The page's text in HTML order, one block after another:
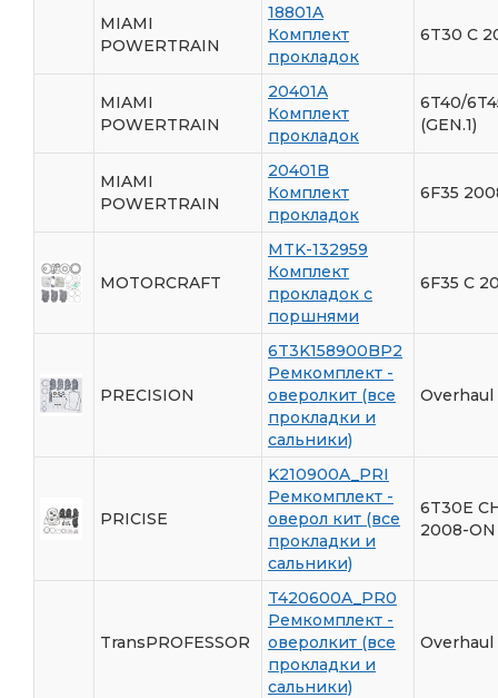
MIAMI
POWERTRAIN
18801A
Комплект
прокладок
6T30 С
MIAMI
POWERTRAIN
20401A
Комплект
прокладок
6T40/
(GEN.1)
MIAMI
POWERTRAIN
20401B
Комплект
прокладок
6F35
MOTORCRAFT
MTK-132959
Комплект
прокладок с
поршнями
6F35 С
PRECISION
6T3K158900BP2
Ремкомплект -
оверолкит (все
прокладки и
сальники)
Overhaul
PRICISE
K210900A_PRI
Ремкомплект -
оверол кит (все
прокладки и
сальники)
6T30E
2008-ON
TransPROFESSOR
T420600A_PR0
Ремкомплект -
оверолкит (все
прокладки и
сальники)